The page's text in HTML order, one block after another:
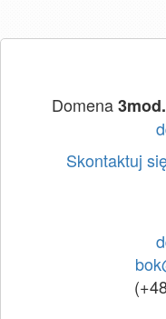
Domena
Skontaktuj